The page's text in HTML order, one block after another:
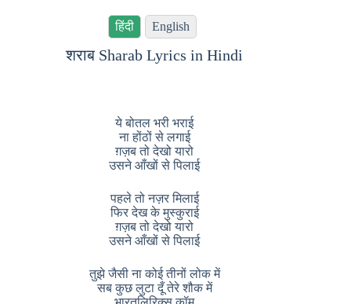
हिंदी English
शराब Sharab Lyrics in Hindi
ये बोतल भरी भराई
ना होंठों से लगाई
ग़ज़ब तो देखो यारो
उसने आँखों से पिलाई
पहले तो नज़र मिलाई
फिर देख के मुस्कुराई
ग़ज़ब तो देखो यारो
उसने आँखों से पिलाई
तुझे जैसी ना कोई तीनों लोक में
सब कुछ लुटा दूँ तेरे शौक में